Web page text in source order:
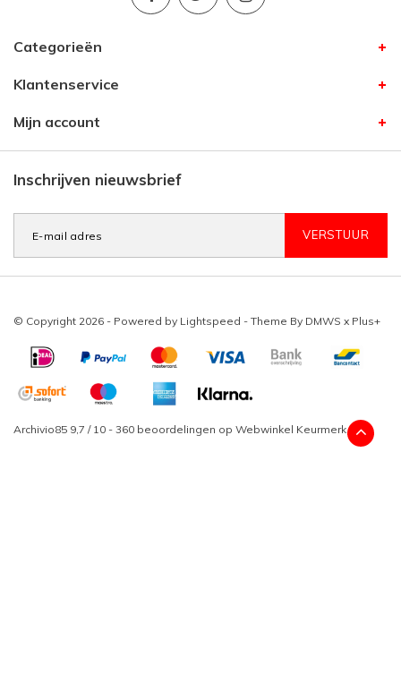
Categorieën
Klantenservice
Mijn account
Inschrijven nieuwsbrief
VERSTUUR
© Copyright 2026 - Powered by Lightspeed - Theme By DMWS x Plus+
Archivio85 9,7 / 10 - 360 beoordelingen op Webwinkel Keurmerk